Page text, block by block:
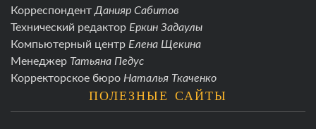
Корреспондент Данияр Сабитов
Технический редактор Еркин Задаулы
Компьютерный центр Елена Щекина
Менеджер Татьяна Педус
Корректорское бюро Наталья Ткаченко
ПОЛЕЗНЫЕ САЙТЫ